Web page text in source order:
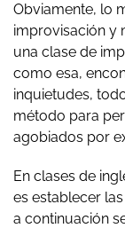
Obviamente, lo
improvisación y
una clase de
como esa,
inquietudes,
método para
agobiados por
En clases de
es establecer
a continuación